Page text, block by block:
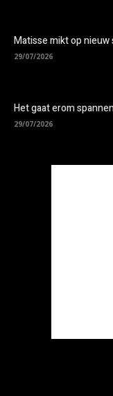
Matisse mikt op
29/07/2026
Het gaat erom
29/07/2026